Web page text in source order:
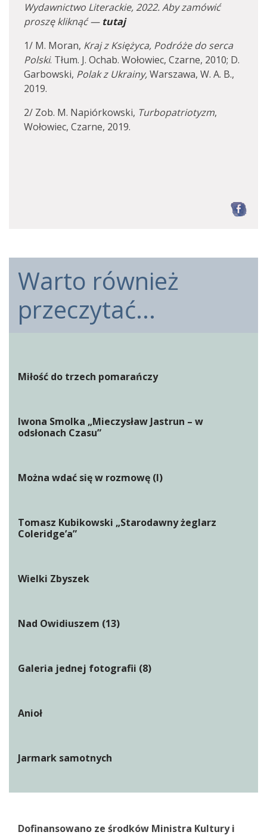
Wydawnictwo Literackie, 2022. Aby zamówić
proszę kliknąć — tutaj
1/ M. Moran, Kraj z Księżyca, Podróże do serca
Polski. Tłum. J. Ochab. Wołowiec, Czarne, 2010; D.
Garbowski, Polak z Ukrainy,Warszawa, W. A. B.,
2019.
2/ Zob. M. Napiórkowski, Turbopatriotyzm,
Wołowiec, Czarne, 2019.
Warto również
przeczytać...
Miłość do trzech pomarańczy
Iwona Smolka „Mieczysław Jastrun – w
odsłonach Czasu”
Można wdać się w rozmowę (I)
Tomasz Kubikowski „Starodawny żeglarz
Coleridge’a”
Wielki Zbyszek
Nad Owidiuszem (13)
Galeria jednej fotografii (8)
Anioł
Jarmark samotnych
Dofinansowano ze środków Ministra Kultury i